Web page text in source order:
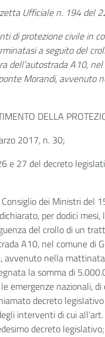
Ufficiale n. 194 del
di protezione civile in
a seguito del
dell’autostrada A10,
Morandi, avvenuto
DELLA
2017, n. 30;
e 27 del decreto
dei Ministri del
per dodici
del crollo di un
A10, nel comune di
avvenuto nella
la somma di
emergenze nazionali, di
decreto
interventi di cui
decreto legislativo;